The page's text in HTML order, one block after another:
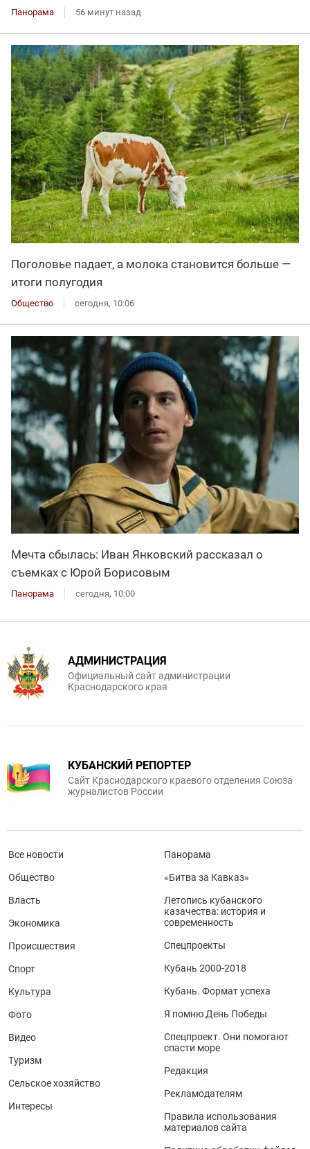
Панорама 56 минут назад
Поголовье падает, а молока становится больше —
итоги полугодия
Общество сегодня, 10:06
Мечта сбылась: Иван Янковский рассказал о
съемках с Юрой Борисовым
Панорама сегодня, 10:00
АДМИНИСТРАЦИЯ
Официальный сайт администрации
Краснодарского края
КУБАНСКИЙ РЕПОРТЕР
Сайт Краснодарского краевого отделения Союза
журналистов России
Все новости
Общество
Власть
Экономика
Происшествия
Спорт
Культура
Фото
Видео
Туризм
Сельское хозяйство
Интересы
Панорама
«Битва за Кавказ»
Летопись кубанского
казачества: история и
современность
Спецпроекты
Кубань 2000-2018
Кубань. Формат успеха
Я помню День Победы
Спецпроект. Они помогают
спасти море
Редакция
Рекламодателям
Правила использования
материалов сайта